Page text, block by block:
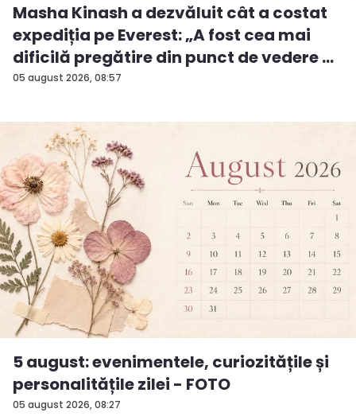
05 august 2026, 08:57
Masha Kinash a dezvăluit cât a costat
expediția pe Everest: „A fost cea mai
dificilă pregătire din punct de vedere ...
05 august 2026, 08:27
5 august: evenimentele, curiozitățile și
personalitățile zilei - FOTO